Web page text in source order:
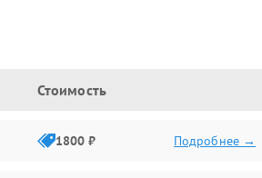
Стоимость
1800 ₽ Подробнее →